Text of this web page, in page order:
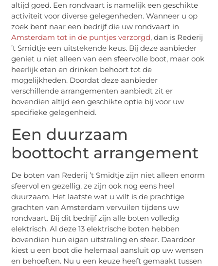
altijd goed. Een rondvaart is namelijk een geschikte
activiteit voor diverse gelegenheden. Wanneer u op
zoek bent naar een bedrijf die uw rondvaart in
Amsterdam tot in de puntjes verzorgd, dan is Rederij
’t Smidtje een uitstekende keus. Bij deze aanbieder
geniet u niet alleen van een sfeervolle boot, maar ook
heerlijk eten en drinken behoort tot de
mogelijkheden. Doordat deze aanbieder
verschillende arrangementen aanbiedt zit er
bovendien altijd een geschikte optie bij voor uw
specifieke gelegenheid.
Een duurzaam
boottocht arrangement
De boten van Rederij ’t Smidtje zijn niet alleen enorm
sfeervol en gezellig, ze zijn ook nog eens heel
duurzaam. Het laatste wat u wilt is de prachtige
grachten van Amsterdam vervuilen tijdens uw
rondvaart. Bij dit bedrijf zijn alle boten volledig
elektrisch. Al deze 13 elektrische boten hebben
bovendien hun eigen uitstraling en sfeer. Daardoor
kiest u een boot die helemaal aansluit op uw wensen
en behoeften. Nu u een keuze heeft gemaakt tussen